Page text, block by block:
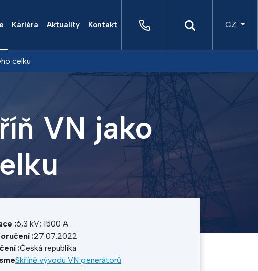
Kariéra Aktuality Kontakt CZ
celku
VN jako
:6,3 kV; 1500 A
:27.07.2022
:Česká republika
Skříně vývodu VN generátorů